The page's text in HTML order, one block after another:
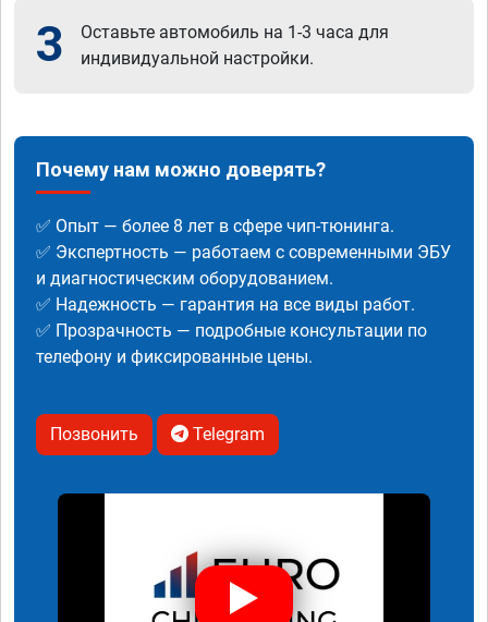
3
Оставьте автомобиль на 1-3 часа для
индивидуальной настройки.
Почему нам можно доверять?
✅ Опыт — более 8 лет в сфере чип-тюнинга.
✅ Экспертность — работаем с современными ЭБУ
и диагностическим оборудованием.
✅ Надежность — гарантия на все виды работ.
✅ Прозрачность — подробные консультации по
телефону и фиксированные цены.
Позвонить Telegram